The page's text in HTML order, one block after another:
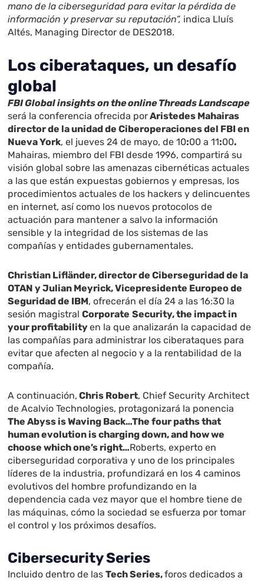
mano de la ciberseguridad para evitar la pérdida de
información y preservar su reputación”, indica Lluís
Altés, Managing Director de DES2018.
Los ciberataques, un desafío
global
FBI Global insights on the online Threads Landscape
será la conferencia ofrecida porAristedes Mahairas
director de la unidad de Ciberoperaciones del FBI en
Nueva York, el jueves 24 de mayo, de 10:00 a 11:00.
Mahairas, miembro del FBI desde 1996, compartirá su
visión global sobre las amenazas cibernéticas actuales
a las que están expuestas gobiernos y empresas, los
procedimientos actuales de los hackers y delincuentes
en internet, así como los nuevos protocolos de
actuación para mantener a salvo la información
sensible y la integridad de los sistemas de las
compañías y entidades gubernamentales.
Christian Lifländer, director de Ciberseguridad de la
OTAN y Julian Meyrick, Vicepresidente Europeo de
Seguridad de IBM, ofrecerán el día 24 a las 16:30 la
sesión magistralCorporate Security, the impact in
your profitabilityen la que analizarán la capacidad de
las compañías para administrar los ciberataques para
evitar que afecten al negocio y a la rentabilidad de la
compañía.
A continuación, Chris Robert, Chief Security Architect
de Acalvio Technologies, protagonizará la ponencia
The Abyss is Waving Back…The four paths that
human evolution is charging down, and how we
choose which one’s right…Roberts, experto en
ciberseguridad corporativa y uno de los principales
líderes de la industria, profundizará en los 4 caminos
evolutivos del hombre profundizando en la
dependencia cada vez mayor que el hombre tiene de
las máquinas, cómo la sociedad se esfuerza por tomar
el control y los próximos desafíos.
Cibersecurity Series
Incluido dentro de lasTech Series,foros dedicados a